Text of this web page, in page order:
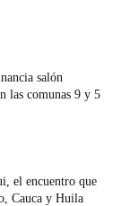
salón
las comunas 9 y 5
el encuentro que
Cauca y Huila